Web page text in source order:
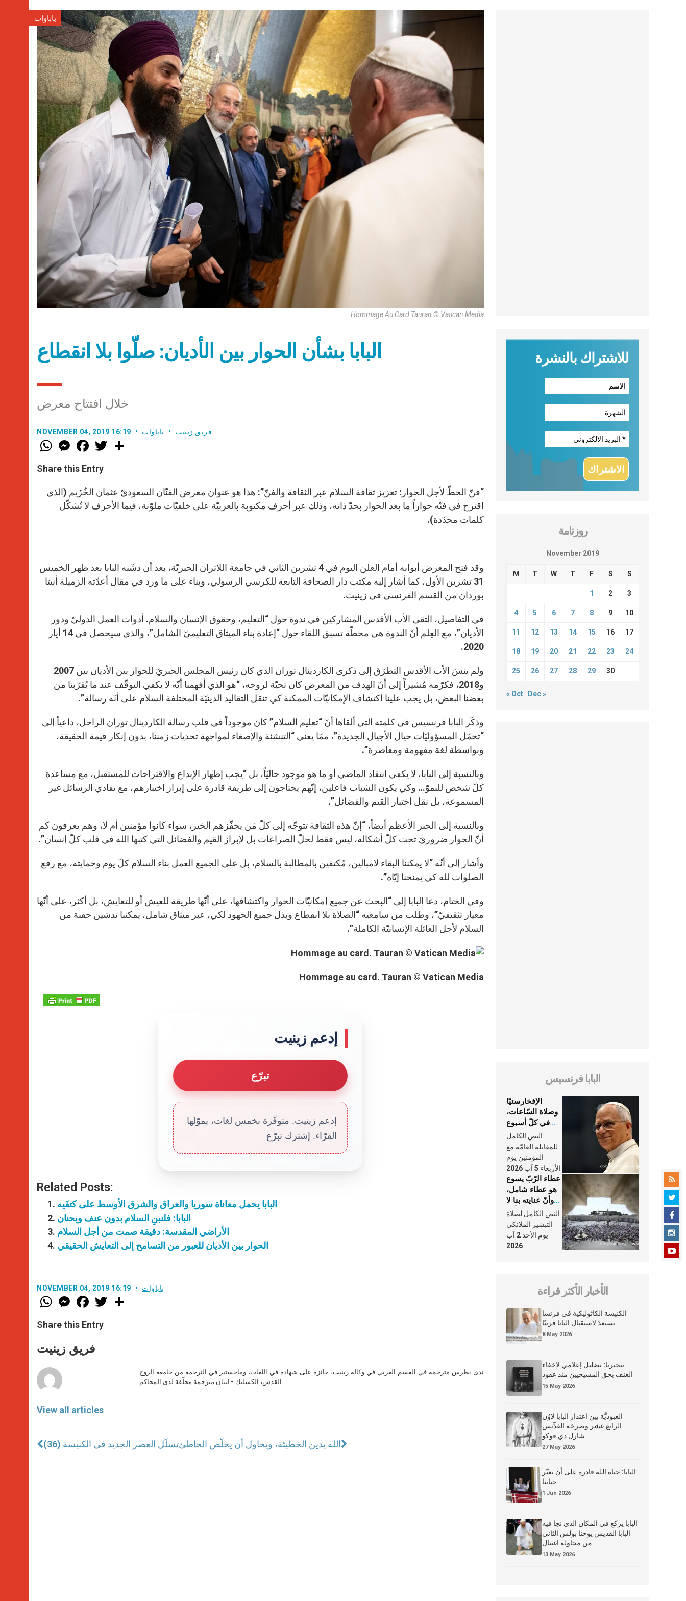
باباوات
Hommage Au Card Tauran © Vatican Media
البابا بشأن الحوار بين الأديان: صلّوا بلا انقطاع
خلال افتتاح معرض
NOVEMBER 04, 2019 16:19 فريق زينيت باباوات
W
h
t
s
p
p
M
e
s
e
g
e
r
F
a
e
b
o
k
w
r
Share this Entry
“فنّ الخطّ لأجل الحوار: تعزيز ثقافة السلام عبر الثقافة والفنّ”: هذا هو عنوان معرض الفنّان السعوديّ عثمان الخُزَيم (الذي
اقترح في فنّه حواراً ما بعد الحوار بحدّ ذاته، وذلك عبر أحرف مكتوبة بالعربيّة على خلفيّات ملوّنة، فيما الأحرف لا تُشكّل
كلمات محدّدة).
وقد فتح المعرض أبوابه أمام العلن اليوم في 4 تشرين الثاني في جامعة اللاتران الحبريّة، بعد أن دشّنه البابا بعد ظهر الخميس
31 تشرين الأول، كما أشار إليه مكتب دار الصحافة التابعة للكرسي الرسولي، وبناء على ما ورد في مقال أعدّته الزميلة أنيتا
بوردان من القسم الفرنسي في زينيت.
في التفاصيل، التقى الأب الأقدس المشاركين في ندوة حول “التعليم، وحقوق الإنسان والسلام. أدوات العمل الدوليّ ودور
الأديان”، مع العِلم أنّ الندوة هي محطّة تسبق اللقاء حول “إعادة بناء الميثاق التعليميّ الشامل”، والذي سيحصل في 14 أيار
2020.
ولم ينسَ الأب الأقدس التطرّق إلى ذكرى الكاردينال توران الذي كان رئيس المجلس الحبريّ للحوار بين الأديان بين 2007
و2018، فكرّمه مُشيراً إلى أنّ الهدف من المعرض كان تحيّة لروحه، “هو الذي أفهمنا أنّه لا يكفي التوقّف عند ما يُقرّبنا من
بعضنا البعض، بل يجب علينا اكتشاف الإمكانيّات الممكنة كي تنقل التقاليد الدينيّة المختلفة السلام على أنّه رسالة”.
وذكّر البابا فرنسيس في كلمته التي ألقاها أنّ “تعليم السلام” كان موجوداً في قلب رسالة الكاردينال توران الراحل، داعياً إلى
“تحمّل المسؤوليّات حيال الأجيال الجديدة”، ممّا يعني “التنشئة والإصغاء لمواجهة تحديات زمننا، بدون إنكار قيمة الحقيقة،
وبواسطة لغة مفهومة ومعاصرة”.
وبالنسبة إلى البابا، لا يكفي انتقاد الماضي أو ما هو موجود حاليّاً، بل “يجب إظهار الإبداع والاقتراحات للمستقبل، مع مساعدة
كلّ شخص للنموّ… وكي يكون الشباب فاعلين، إنّهم يحتاجون إلى طريقة قادرة على إبراز اختبارهم، مع تفادي الرسائل غير
المسموعة، بل نقل اختبار القيم والفضائل”.
وبالنسبة إلى الحبر الأعظم أيضاً، “إنّ هذه الثقافة تتوجّه إلى كلّ مَن يحفّزهم الخير، سواء كانوا مؤمنين أم لا، وهم يعرفون كم
أنّ الحوار ضروريّ تحت كلّ أشكاله، ليس فقط لحلّ الصراعات بل لإبراز القيم والفضائل التي كتبها الله في قلب كلّ إنسان”.
وأشار إلى أنّه “لا يمكننا البقاء لامبالين، مُكتفين بالمطالبة بالسلام، بل على الجميع العمل بناء السلام كلّ يوم وحمايته، مع رفع
الصلوات لله كي يمنحنا إيّاه”.
وفي الختام، دعا البابا إلى “البحث عن جميع إمكانيّات الحوار واكتشافها، على أنّها طريقة للعيش أو للتعايش، بل أكثر، على أنّها
معيار تثقيفيّ”، وطلب من سامعيه “الصلاة بلا انقطاع وبذل جميع الجهود لكي، عبر ميثاق شامل، يمكننا تدشين حقبة من
السلام لأجل العائلة الإنسانيّة الكاملة”.
Hommage au card. Tauran © Vatican Media
إدعم زينيت
تبرّع
إدعم زينيت. متوفّرة بخمس لغات، يموّلها
القرّاء. إشترك تبرّع
Related Posts:
البابا يحمل معاناة سوريا والعراق والشرق الأوسط على كتفَيه
البابا: فلنبنِ السلام بدون عنف وبحنان
الأراضي المقدسة: دقيقة صمت من أجل السلام
الحوار بين الأديان للعبور من التسامح إلى التعايش الحقيقي
NOVEMBER 04, 2019 16:19 باباوات
W
h
t
s
p
p
M
e
s
e
g
e
F
a
e
b
o
k
w
Share this Entry
فريق زينيت
View all articles
ندى بطرس مترجمة في القسم العربي في وكالة زينيت، حائزة على شهادة في اللغات، وماجستير في الترجمة من جامعة الروح
القدس، الكسليك - لبنان مترجمة محلّفة لدى المحاكم
تسلّل العصر الجديد في الكنيسة (36)الله يدين الخطيئة، ويحاول أن يخلّص الخاطئ
للاشتراك بالنشرة
روزنامة
November 2019
M T W T F S S
1 2 3
4 5 6 7 8 9 10
11 12 13 14 15 16 17
18 19 20 21 22 23 24
25 26 27 28 29 30
« Oct Dec »
البابا فرنسيس
الإفخارستيّا
وصلاة السّاعات،
في كلّ أسبوع
وكلّ يوم، هما
النَّفَس في حياة
الكنيسة
النص الكامل
للمقابلة العامّة مع
المؤمنين يوم
الأربعاء 5 آب 2026
عطاء الرّبّ يسوع
هو عطاء شامل،
وأنّ عنايته بنا لا
تغيب عنّا أبدًا
النص الكامل لصلاة
التبشير الملائكي
يوم الأحد 2 آب
2026
الأخبار الأكثر قراءة
الكنيسة الكاثوليكية في فرنسا
تستعدّ لاستقبال البابا قريبًا
8 May 2026
نيجيريا: تضليل إعلامي لإخفاء
العنف بحق المسيحيين منذ عقود
15 May 2026
العبوديَّة بين اعتذار البابا لاوُن
الرابع عشر وصرخة القدِّيس
شارل دي فوكو
27 May 2026
البابا: حياة الله قادرة على أن تغيّر
حياتنا
1 Jun 2026
البابا يركع في المكان الذي نجا فيه
البابا القديس يوحنا بولس الثاني
من محاولة اغتيال
13 May 2026